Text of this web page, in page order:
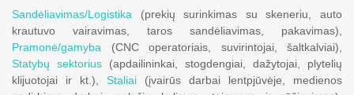
Sandėliavimas/Logistika (prekių surinkimas su skeneriu, auto
krautuvo vairavimas, taros sandėliavimas, pakavimas),
Pramonė/gamyba (CNC operatoriais, suvirintojai, šaltkalviai),
Statybų sektorius (apdailininkai, stogdengiai, dažytojai, plytelių
klijuotojai ir kt.), Staliai (įvairūs darbai lentpjūvėje, medienos